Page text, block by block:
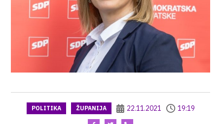
POLITIKA ŽUPANIJA 22.11.2021 19:19